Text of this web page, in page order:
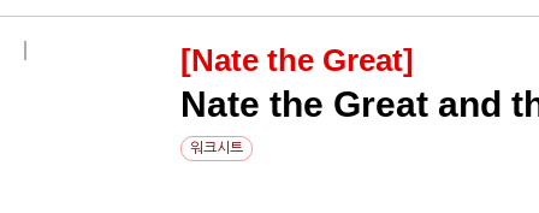
[Nate the Great]
Nate the Great and
워크시트